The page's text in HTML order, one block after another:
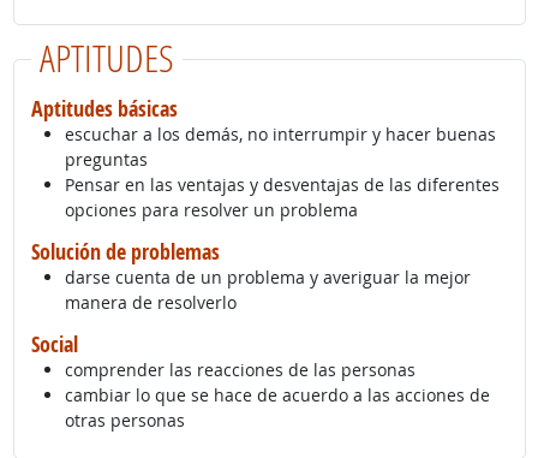
APTITUDES
Aptitudes básicas
escuchar a los demás, no interrumpir y hacer buenas
preguntas
Pensar en las ventajas y desventajas de las diferentes
opciones para resolver un problema
Solución de problemas
darse cuenta de un problema y averiguar la mejor
manera de resolverlo
Social
comprender las reacciones de las personas
cambiar lo que se hace de acuerdo a las acciones de
otras personas